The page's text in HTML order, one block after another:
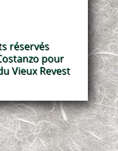
réservés
pour
Vieux Revest